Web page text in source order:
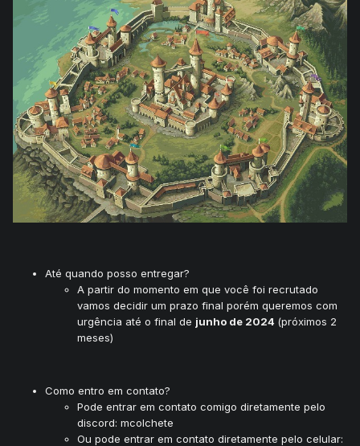
Até quando posso entregar?
A partir do momento em que você foi recrutado
vamos decidir um prazo final porém queremos com
urgência até o final de junho de 2024 (próximos 2
meses)
Como entro em contato?
Pode entrar em contato comigo diretamente pelo
discord: mcolchete
Ou pode entrar em contato diretamente pelo celular: